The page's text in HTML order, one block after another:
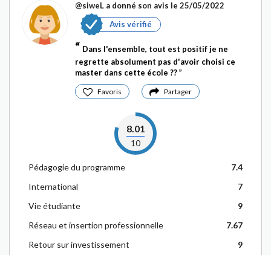
@siweL a donné son avis le 25/05/2022
Avis vérifié
Dans l'ensemble, tout est positif je ne
regrette absolument pas d'avoir choisi ce
master dans cette école ??
Favoris Partager
8.01
10
Pédagogie du programme
7.4
International
7
Vie étudiante
9
Réseau et insertion professionnelle
7.67
Retour sur investissement
9